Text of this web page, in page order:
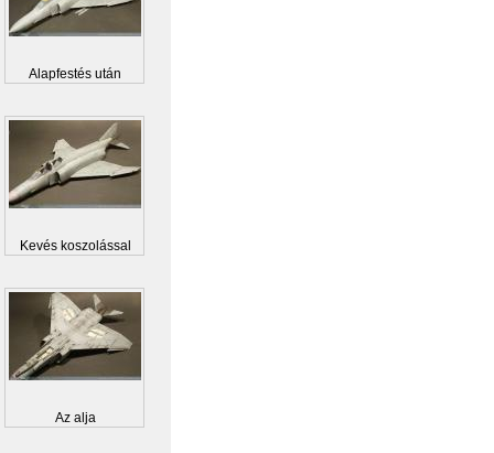
Alapfestés után
Kevés koszolással
Az alja